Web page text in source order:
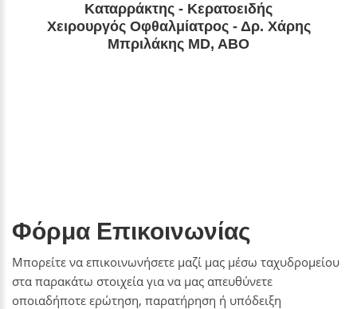
Καταρράκτης - Κερατοειδής
Χειρουργός Οφθαλμίατρος - Δρ. Χάρης
Μπριλάκης MD, ABO
Φόρμα Επικοινωνίας
Μπορείτε να επικοινωνήσετε μαζί μας μέσω ταχυδρομείου
στα παρακάτω στοιχεία για να μας απευθύνετε
οποιαδήποτε ερώτηση, παρατήρηση ή υπόδειξη